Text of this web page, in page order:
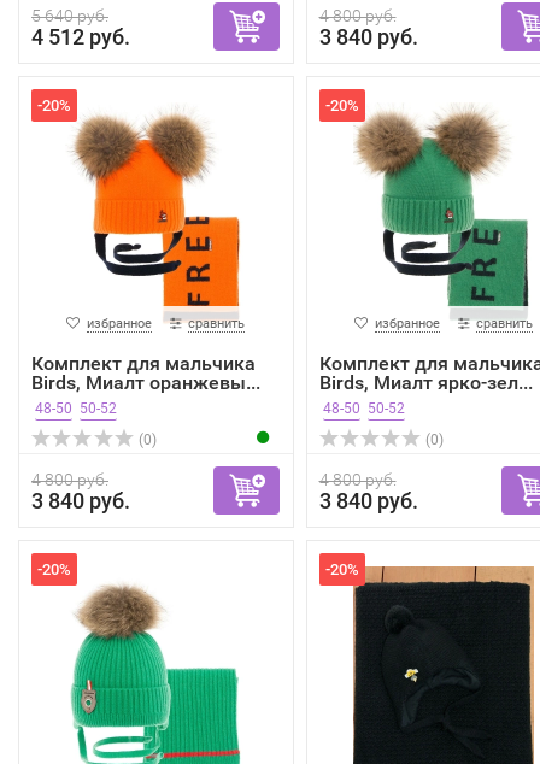
5 640 руб.
4 512 руб.
4 800 руб.
3 840 руб.
-20%
избранное сравнить
Комплект для мальчика
Birds, Миалт оранжевы...
48-50 50-52
(0)
4 800 руб.
3 840 руб.
-20%
избранное сравнить
Комплект для
Birds, Миалт ярко-зел...
48-50 50-52
(0)
4 800 руб.
3 840 руб.
-20% -20%